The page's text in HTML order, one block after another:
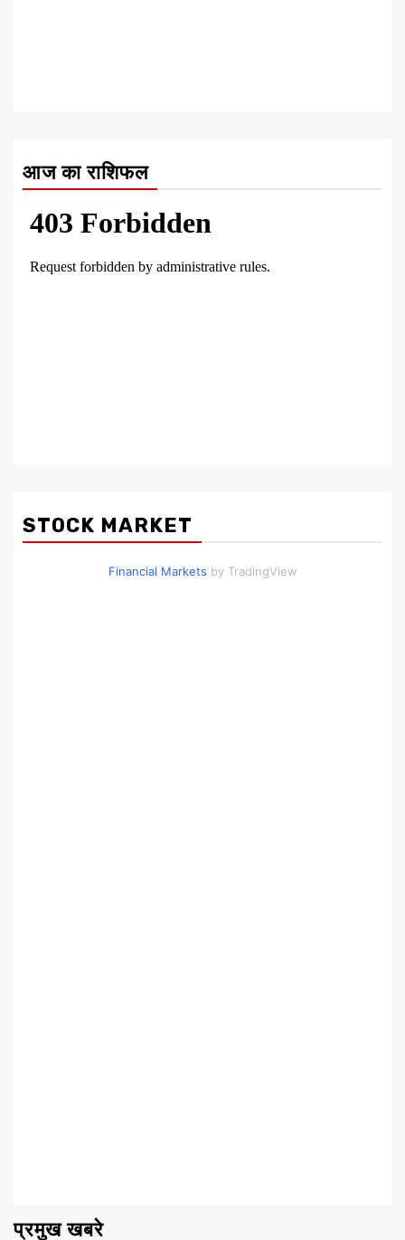
आज का राशिफल
STOCK MARKET
Financial Markets by TradingView
प्रमुख खबरे